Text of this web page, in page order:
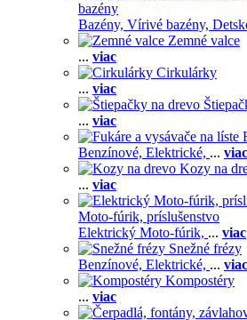
bazény
Bazény, Vírivé bazény,
Zemné valce
... viac
Cirkulárky
... viac
... viac
Benzínové, Elektrické, ... viac
Kozy na
... viac
Moto-fúrik, príslušenstvo
Elektrický Moto-fúrik, ... viac
Snežné frézy
Benzínové, Elektrické, ... viac
Kompostéry
... viac